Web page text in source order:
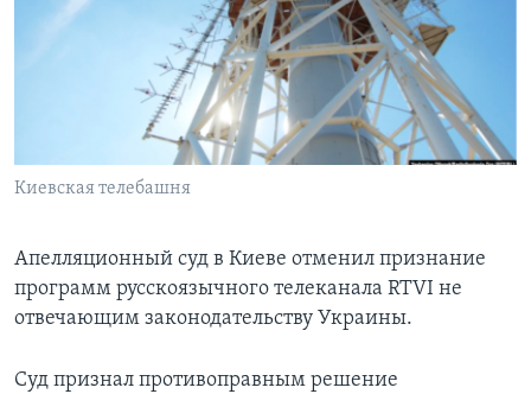
СОЦИАЛЬНЫЕ СЕТИ
Киевская телебашня
Апелляционный суд в Киеве отменил признание
программ русскоязычного телеканала RTVI не
отвечающим законодательству Украины.
Суд признал противоправным решение